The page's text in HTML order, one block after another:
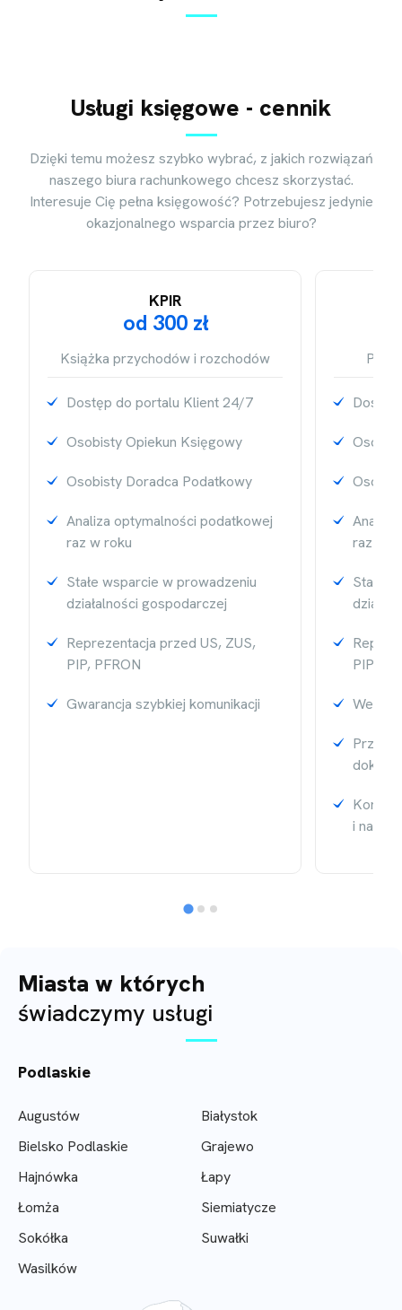
Usługi księgowe - cennik
Dzięki temu możesz szybko wybrać, z jakich rozwiązań
naszego biura rachunkowego chcesz skorzystać.
Interesuje Cię pełna księgowość? Potrzebujesz jedynie
okazjonalnego wsparcia przez biuro?
KPIR
od 300 zł
Książka przychodów i rozchodów
Dostęp do portalu Klient 24/7
Osobisty Opiekun Księgowy
Osobisty Doradca Podatkowy
Analiza optymalności podatkowej
raz w roku
Stałe wsparcie w prowadzeniu
działalności gospodarczej
Reprezentacja przed US, ZUS,
PIP, PFRON
Gwarancja szybkiej komunikacji
raz w
Stałe
PIP,
i
Miasta w których
świadczymy usługi
Podlaskie
Augustów
Białystok
Bielsko Podlaskie
Grajewo
Hajnówka
Łapy
Łomża
Siemiatycze
Sokółka
Suwałki
Wasilków